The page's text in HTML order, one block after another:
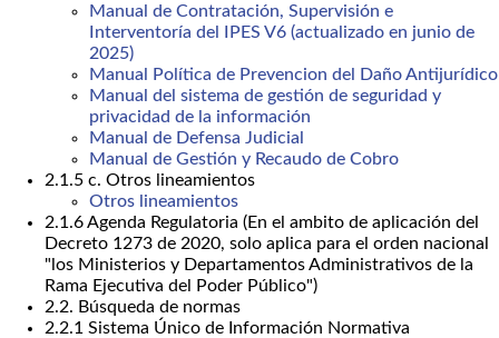
Manual de Contratación, Supervisión e
Interventoría del IPES V6 (actualizado en junio de
2025)
Manual Política de Prevencion del Daño Antijurídico
Manual del sistema de gestión de seguridad y
privacidad de la información
Manual de Defensa Judicial
Manual de Gestión y Recaudo de Cobro
2.1.5 c. Otros lineamientos
Otros lineamientos
2.1.6 Agenda Regulatoria (En el ambito de aplicación del
Decreto 1273 de 2020, solo aplica para el orden nacional
"los Ministerios y Departamentos Administrativos de la
Rama Ejecutiva del Poder Público")
2.2. Búsqueda de normas
2.2.1 Sistema Único de Información Normativa